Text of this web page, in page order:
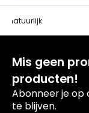
natuurlijk
Mis geen
producten!
Abonneer je op
te blijven.